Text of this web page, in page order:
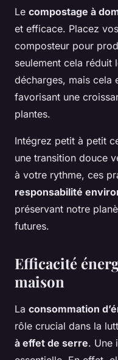
Le compostage à
et efficace. Placez
composteur pour
seulement cela réduit
décharges, mais cela
favorisant une
plantes.
Intégrez petit à petit
une transition douce
à votre rythme, ces
responsabilité
préservant notre
futures.
Efficacité
maison
La consommation
rôle crucial dans la
à effet de serre. Une